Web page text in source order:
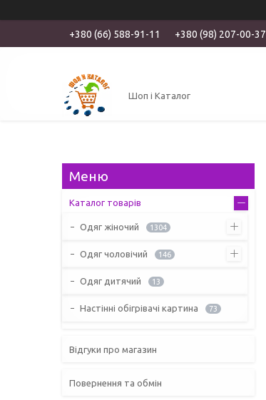
+380 (66) 588-91-11 +380 (98) 207-00-37
Шоп і Каталог
Каталог товарів
Одяг жіночий 1304
Одяг чоловічий 146
Одяг дитячий 13
Настінні обігрівачі картина 73
Відгуки про магазин
Повернення та обмін